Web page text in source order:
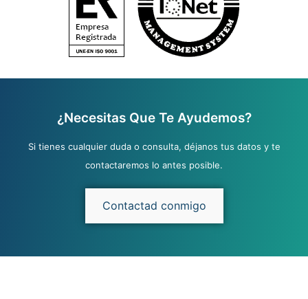
¿Necesitas Que Te Ayudemos?
Si tienes cualquier duda o consulta, déjanos tus datos y te
contactaremos lo antes posible.
Contactad conmigo